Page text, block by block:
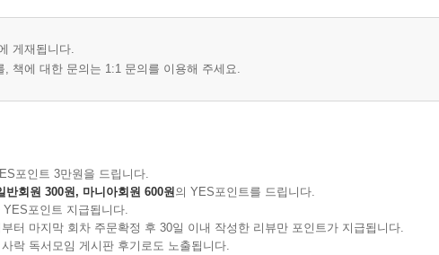
와 로마의 건국
게재됩니다.
, 책에 대한 문의는 1:1 문의를 이용해 주세요.
포인트 3만원을 드립니다.
반회원 300원, 마니아회원 600원의 YES포인트를 드립니다.
포인트 지급됩니다.
터 마지막 회차 주문확정 후 30일 이내 작성한 리뷰만 포인트가 지급됩니다.
락 독서모임 게시판 후기로도 노출됩니다.